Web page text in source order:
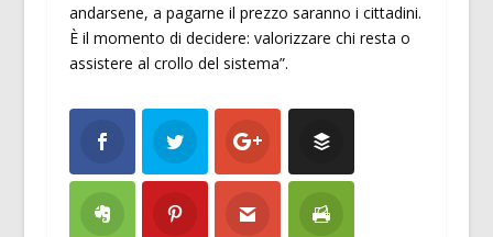
andarsene, a pagarne il prezzo saranno i cittadini.
È il momento di decidere: valorizzare chi resta o
assistere al crollo del sistema”.